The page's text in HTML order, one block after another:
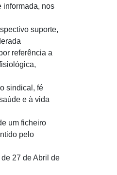
informada, nos
suporte,
referência a
sindical, fé
e à vida
um ficheiro
pelo
27 de Abril de